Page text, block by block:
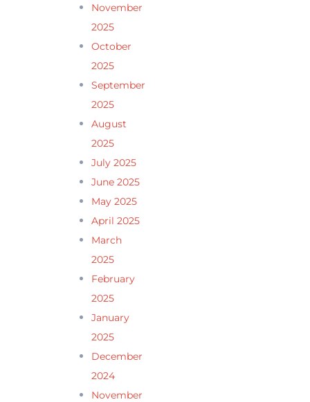
November
2025
October
2025
September
2025
August
2025
July 2025
June 2025
May 2025
April 2025
March
2025
February
2025
January
2025
December
2024
November